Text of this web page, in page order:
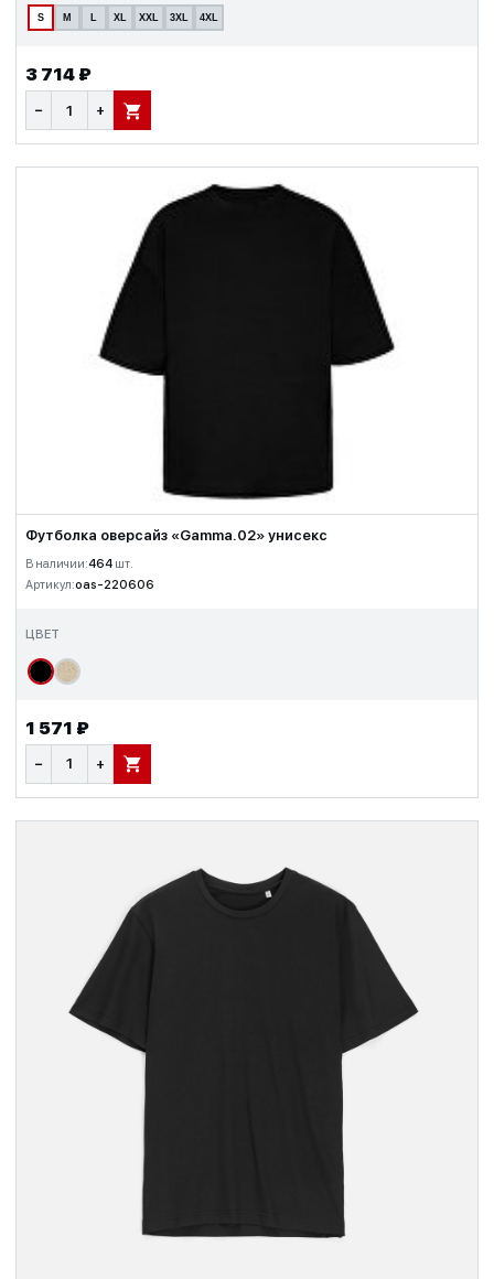
S M L XL XXL 3XL 4XL
3 714 ₽
− + В КОРЗИНУ
Футболка оверсайз «Gamma.02» унисекс
В наличии:464 шт.
Артикул:oas-220606
ЦВЕТ
1 571 ₽
− + В КОРЗИНУ